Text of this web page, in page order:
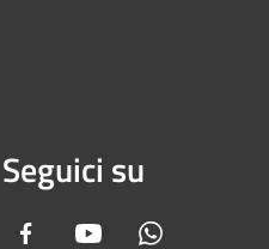
Seguici su
Facebook Youtube